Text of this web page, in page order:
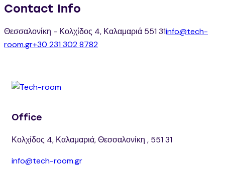
Contact Info
Θεσσαλονίκη - Κολχίδος 4, Καλαμαριά 551 31info@tech-
room.gr+30 231 302 8782
Office
Κολχίδος 4, Καλαμαριά, Θεσσαλονίκη , 551 31
info@tech-room.gr